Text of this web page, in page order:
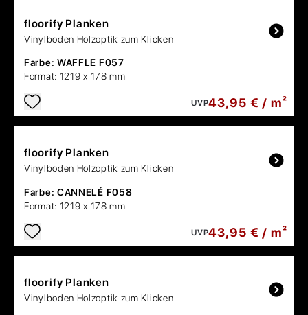
floorify Planken
Vinylboden Holzoptik zum Klicken
Farbe: WAFFLE F057
Format: 1219 x 178 mm
UVP43,95 € / m²
floorify Planken
Vinylboden Holzoptik zum Klicken
Farbe: CANNELÉ F058
Format: 1219 x 178 mm
UVP43,95 € / m²
floorify Planken
Vinylboden Holzoptik zum Klicken